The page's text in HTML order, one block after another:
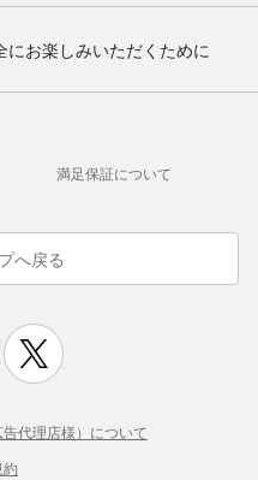
お楽しみいただくために
満足保証について
へ戻る
代理店様）について